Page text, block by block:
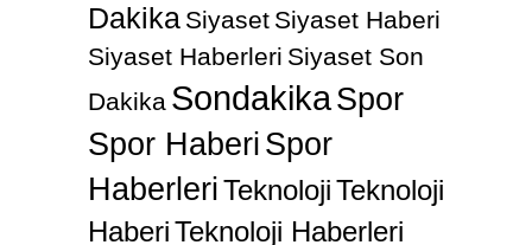
Dakika Siyaset Siyaset Haberi
Siyaset Haberleri Siyaset Son
Dakika SondakikaSpor
Spor Haberi Spor
HaberleriTeknolojiTeknoloji
HaberiTeknoloji Haberleri